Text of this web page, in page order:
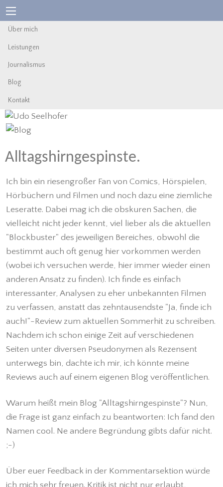
Über mich
Leistungen
Journalismus
Blog
Kontakt
Alltagshirngespinste.
Ich bin ein riesengroßer Fan von Comics, Hörspielen,
Hörbüchern und Filmen und noch dazu eine ziemliche
Leseratte. Dabei mag ich die obskuren Sachen, die
vielleicht nicht jeder kennt, viel lieber als die aktuellen
"Blockbuster" des jeweiligen Bereiches, obwohl die
bestimmt auch oft genug hier vorkommen werden
(wobei ich versuchen werde, hier immer wieder einen
anderen Ansatz zu finden). Ich finde es einfach
interessanter, Analysen zu eher unbekannten Filmen
zu verfassen, anstatt das zehntausendste "Ja, finde ich
auch!"-Review zum aktuellen Sommerhit zu schreiben.
Nachdem ich schon einige Zeit auf verschiedenen
Seiten unter diversen Pseudonymen als Rezensent
unterwegs bin, dachte ich mir, ich könnte meine
Reviews auch auf einem eigenen Blog veröffentlichen.
Warum heißt mein Blog "Alltagshirngespinste"? Nun,
die Frage ist ganz einfach zu beantworten: Ich fand den
Namen cool. Ne andere Begründung gibts dafür nicht.
;-)
Über euer Feedback in der Kommentarsektion würde
ich mich sehr freuen. Kritik ist nicht nur erlaubt,